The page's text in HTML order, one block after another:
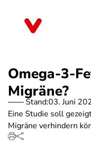
Omega-3-
Migräne?
Stand:03. Juni
Eine Studie soll
Migräne verhindern